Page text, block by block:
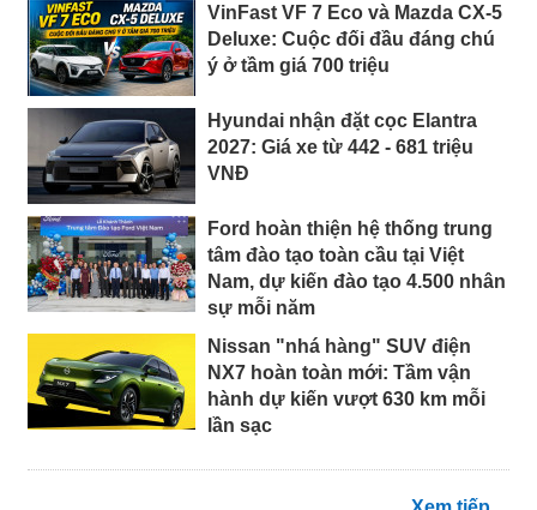
VinFast VF 7 Eco và Mazda CX-5
Deluxe: Cuộc đối đầu đáng chú
ý ở tầm giá 700 triệu
Hyundai nhận đặt cọc Elantra
2027: Giá xe từ 442 - 681 triệu
VNĐ
Ford hoàn thiện hệ thống trung
tâm đào tạo toàn cầu tại Việt
Nam, dự kiến đào tạo 4.500 nhân
sự mỗi năm
Nissan "nhá hàng" SUV điện
NX7 hoàn toàn mới: Tầm vận
hành dự kiến vượt 630 km mỗi
lần sạc